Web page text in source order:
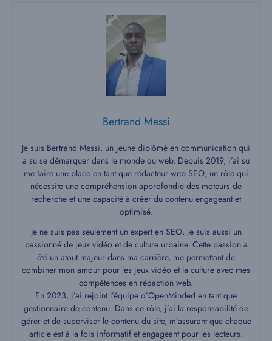
Bertrand Messi
Je suis Bertrand Messi, un jeune diplômé en communication qui
a su se démarquer dans le monde du web. Depuis 2019, j’ai su
me faire une place en tant que rédacteur web SEO, un rôle qui
nécessite une compréhension approfondie des moteurs de
recherche et une capacité à créer du contenu engageant et
optimisé.
Je ne suis pas seulement un expert en SEO, je suis aussi un
passionné de jeux vidéo et de culture urbaine. Cette passion a
été un atout majeur dans ma carrière, me permettant de
combiner mon amour pour les jeux vidéo et la culture avec mes
compétences en rédaction web.
En 2023, j’ai rejoint l’équipe d’OpenMinded en tant que
gestionnaire de contenu. Dans ce rôle, j’ai la responsabilité de
gérer et de superviser le contenu du site, m’assurant que chaque
article est à la fois informatif et engageant pour les lecteurs.